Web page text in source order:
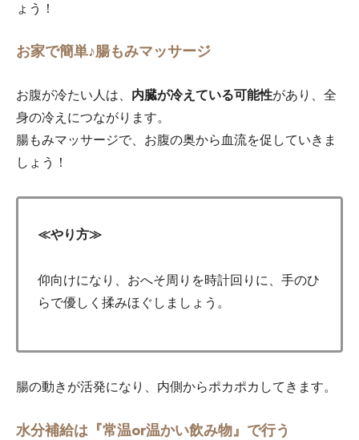
ょう！
お家で簡単♪腸もみマッサージ
お腹が冷たい人は、 内臓が冷えている可能性があり、全
身の冷えにつながります。
腸もみマッサージで、お腹の奥から血流を促していきま
しょう！
≪やり方≫
仰向けになり、おへそ周りを時計回りに、手のひ
らで優しく揉みほぐしましょう。
腸の動きが活発になり、内側からポカポカしてきます。
水分補給は『常温or温かい飲み物』で行う